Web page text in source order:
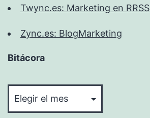
Twync.es: Marketing en RRSS
Zync.es: BlogMarketing
Bitácora